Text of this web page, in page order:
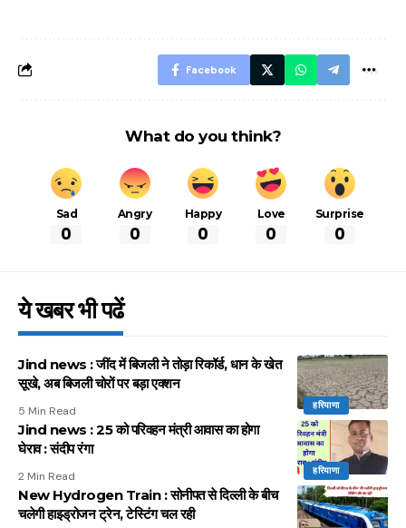
Facebook
What do you think?
Sad
0
Angry
0
Happy
0
Love
0
Surprise
0
ये खबर भी पढें
हरियाणा
Jind news : जींद में बिजली ने तोड़ा रिकॉर्ड, धान के खेत
सूखे, अब बिजली चोरों पर बड़ा एक्शन
5 Min Read
हरियाणा
Jind news : 25 को परिवहन मंत्री आवास का होगा
घेराव : संदीप रंगा
2 Min Read
New Hydrogen Train : सोनीपत से दिल्ली के बीच
चलेगी हाइड्रोजन ट्रेन, टेस्टिंग चल रही